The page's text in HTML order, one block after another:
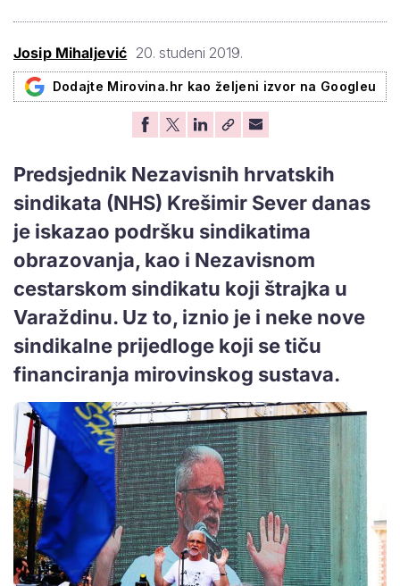
Josip Mihaljević 20. studeni 2019.
Dodajte Mirovina.hr kao željeni izvor na Googleu
Predsjednik Nezavisnih hrvatskih
sindikata (NHS) Krešimir Sever danas
je iskazao podršku sindikatima
obrazovanja, kao i Nezavisnom
cestarskom sindikatu koji štrajka u
Varaždinu. Uz to, iznio je i neke nove
sindikalne prijedloge koji se tiču
financiranja mirovinskog sustava.